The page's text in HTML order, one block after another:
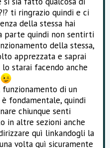
ti ringrazio quindi e ci
della stessa hai
parte quindi non sentirti
della stessa,
apprezzata e saprai
starai facendo anche
di un
fondamentale, quindi
chiunque senti
in altre sezioni anche
quì linkandogli la
volta quì sicuramente